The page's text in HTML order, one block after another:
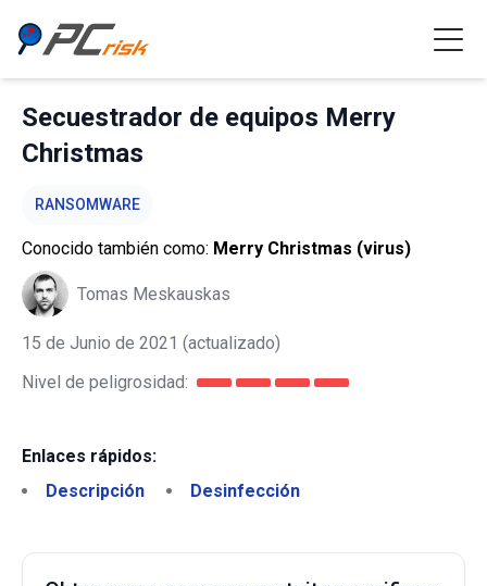
Secuestrador de equipos Merry
Christmas
RANSOMWARE
Conocido también como: Merry Christmas (virus)
Tomas Meskauskas
15 de Junio de 2021 (actualizado)
Nivel de peligrosidad:
Enlaces rápidos:
Descripción
Desinfección